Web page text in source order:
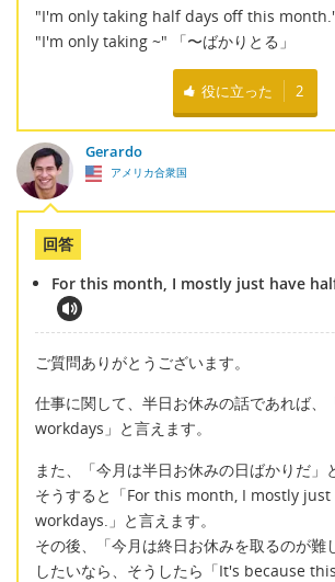
"I'm only taking half days off this
"I'm only taking ~" 「〜ばかりとる」
役に立った 2
Gerardo
アメリカ合衆国
回答
For this month, I mostly just have
ご質問ありがとうございます。
仕事に関して、半日お休みの話であれば
workdays」と言えます。
また、「今月は半日お休みの日ばかりだ」
そうすると「For this month, I mostly
workdays.」と言えます。
その後、「今月は終日お休みを取るのが難
したいなら、そうしたら「It's because